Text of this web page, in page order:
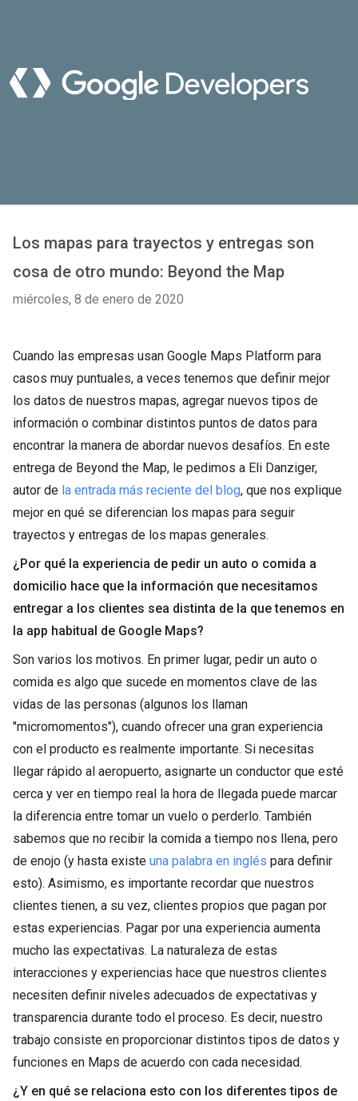
Los mapas para trayectos y entregas son
cosa de otro mundo: Beyond the Map
miércoles, 8 de enero de 2020
Cuando las empresas usan Google Maps Platform para
casos muy puntuales, a veces tenemos que definir mejor
los datos de nuestros mapas, agregar nuevos tipos de
información o combinar distintos puntos de datos para
encontrar la manera de abordar nuevos desafíos. En este
entrega de Beyond the Map, le pedimos a Eli Danziger,
autor de la entrada más reciente del blog, que nos explique
mejor en qué se diferencian los mapas para seguir
trayectos y entregas de los mapas generales.
¿Por qué la experiencia de pedir un auto o comida a
domicilio hace que la información que necesitamos
entregar a los clientes sea distinta de la que tenemos en
la app habitual de Google Maps?
Son varios los motivos. En primer lugar, pedir un auto o
comida es algo que sucede en momentos clave de las
vidas de las personas (algunos los llaman
"micromomentos"), cuando ofrecer una gran experiencia
con el producto es realmente importante. Si necesitas
llegar rápido al aeropuerto, asignarte un conductor que esté
cerca y ver en tiempo real la hora de llegada puede marcar
la diferencia entre tomar un vuelo o perderlo. También
sabemos que no recibir la comida a tiempo nos llena, pero
de enojo (y hasta existe una palabra en inglés para definir
esto). Asimismo, es importante recordar que nuestros
clientes tienen, a su vez, clientes propios que pagan por
estas experiencias. Pagar por una experiencia aumenta
mucho las expectativas. La naturaleza de estas
interacciones y experiencias hace que nuestros clientes
necesiten definir niveles adecuados de expectativas y
transparencia durante todo el proceso. Es decir, nuestro
trabajo consiste en proporcionar distintos tipos de datos y
funciones en Maps de acuerdo con cada necesidad.
¿Y en qué se relaciona esto con los diferentes tipos de